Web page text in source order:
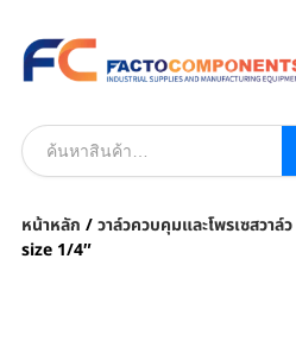
หน้าหลัก /วาล์วควบคุมและโพรเซสวาล์ว
size 1/4″